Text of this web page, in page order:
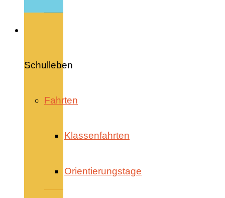
Schulleben
Fahrten
Klassenfahrten
Orientierungstage